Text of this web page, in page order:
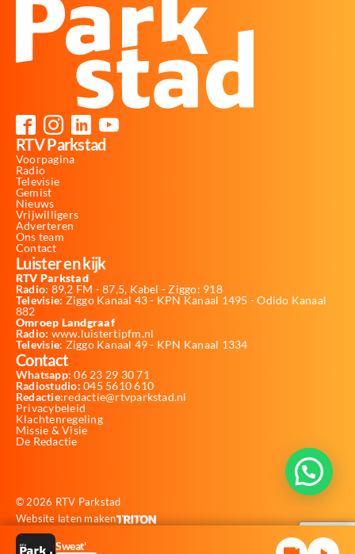
RTV Parkstad
Voorpagina
Radio
Televisie
Gemist
Nieuws
Vrijwilligers
Adverteren
Ons team
Contact
Luister en kijk
RTV Parkstad
Radio: 89,2 FM - 87,5, Kabel - Ziggo: 918
Televisie: Ziggo Kanaal 43 - KPN Kanaal 1495 - Odido Kanaal
882
Omroep Landgraaf
Radio: www.luistertipfm.nl
Televisie: Ziggo Kanaal 49 - KPN Kanaal 1334
Contact
Whatsapp: 06 23 29 30 71
Radiostudio: 045 5610 610
Redactie:redactie@rtvparkstad.nl
Privacybeleid
Klachtenregeling
Missie & Visie
De Redactie
© 2026 RTV Parkstad
Website laten maken
Sweat'